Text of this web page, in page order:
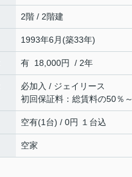
2階 / 2階建
1993年6月(築33年)
有 18,000円 / 2年
必加入 / ジェイリース
初回保証料：総賃料の50％
空有(1台) / 0円 １台込
空家